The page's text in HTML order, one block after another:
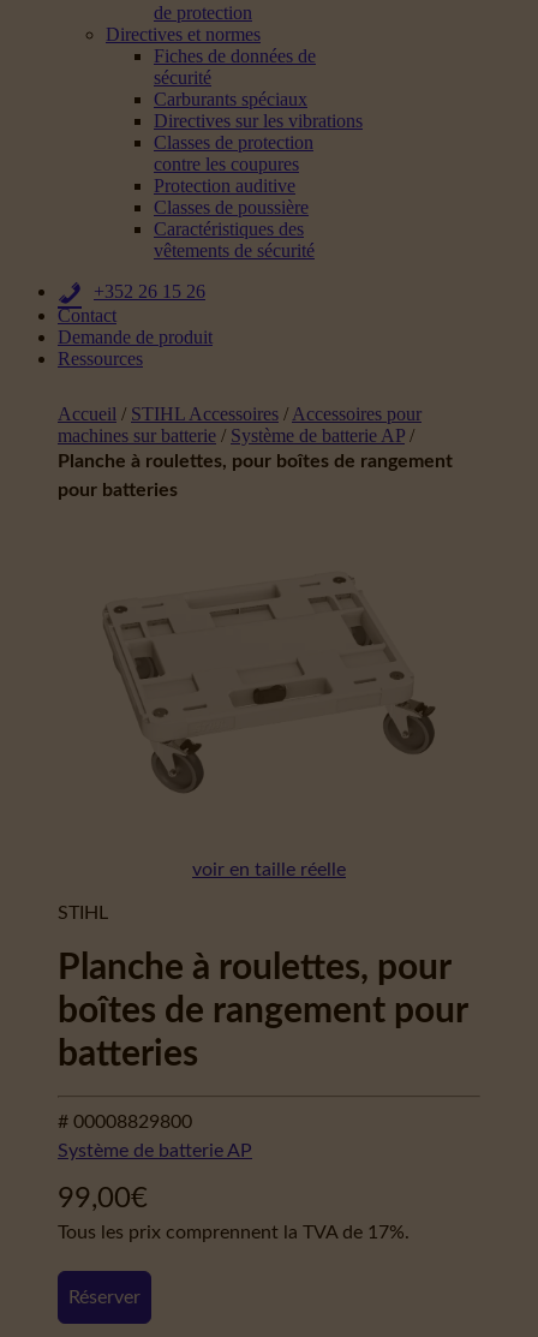
de protection
Directives et normes
Fiches de données de
sécurité
Carburants spéciaux
Directives sur les vibrations
Classes de protection
contre les coupures
Protection auditive
Classes de poussière
Caractéristiques des
vêtements de sécurité
+352 26 15 26
Contact
Demande de produit
Ressources
Accueil / STIHL Accessoires / Accessoires pour
machines sur batterie / Système de batterie AP /
Planche à roulettes, pour boîtes de rangement
pour batteries
voir en taille réelle
STIHL
Planche à roulettes, pour
boîtes de rangement pour
batteries
# 00008829800
Système de batterie AP
99,00€
Tous les prix comprennent la TVA de 17%.
Réserver